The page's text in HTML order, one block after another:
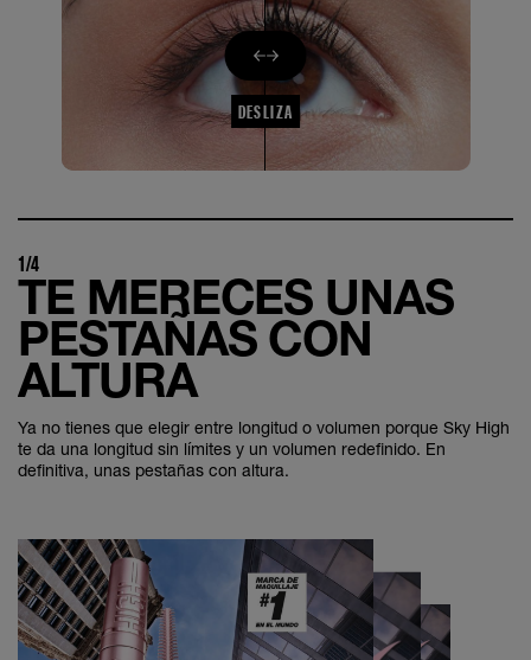
DESLIZA
1/4
TE MERECES UNAS
PESTAÑAS CON
ALTURA
Ya no tienes que elegir entre longitud o volumen porque Sky High
te da una longitud sin límites y un volumen redefinido. En
definitiva, unas pestañas con altura.